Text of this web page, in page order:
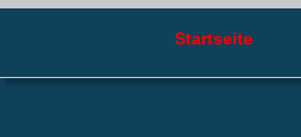
Startseite